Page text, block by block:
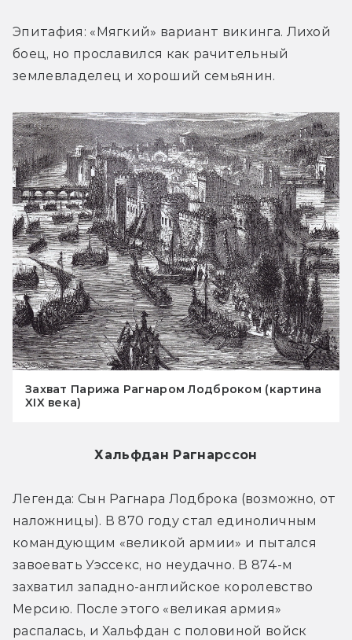
Эпитафия: «Мягкий» вариант викинга. Лихой
боец, но прославился как рачительный
землевладелец и хороший семьянин.
Захват Парижа Рагнаром Лодброком (картина
XIX века)
Хальфдан Рагнарссон
Легенда: Сын Рагнара Лодброка (возможно, от
наложницы). В 870 году стал единоличным
командующим «великой армии» и пытался
завоевать Уэссекс, но неудачно. В 874-м
захватил западно-английское королевство
Мерсию. После этого «великая армия»
распалась, и Хальфдан с половиной войск